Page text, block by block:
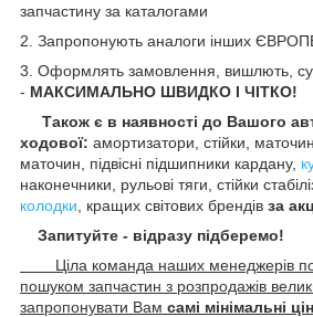
запчастину за каталогами
2. Запропонують аналоги інших
3. Оформлять замовлення, вишлють,
- МАКСИМАЛЬНО ШВИДКО І ЧІТКО!
Також є в наявності до Вашого
ходової: амортизатори, стійки,
маточин, підвісні підшипники кардану,
наконечники, рульові тяги, стійки
колодки , кращих світових брендів за
Запитуйте - відразу підберемо!
Ціла команда наших менеджерів
пошуком запчастин з розпродажів
запропонувати Вам самі мінімальні